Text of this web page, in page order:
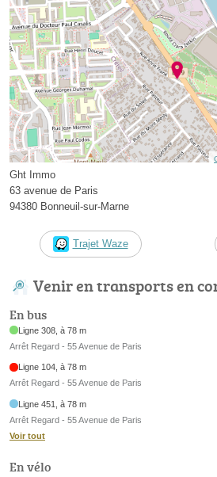
Ght Immo
63 avenue de Paris
94380 Bonneuil-sur-Marne
Trajet Waze
Venir en transports en
En bus
Ligne 308, à 78 m
Arrêt Regard - 55 Avenue de Paris
Ligne 104, à 78 m
Arrêt Regard - 55 Avenue de Paris
Ligne 451, à 78 m
Arrêt Regard - 55 Avenue de Paris
Voir tout
En vélo